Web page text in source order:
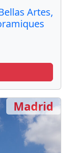
Artes,
Madrid